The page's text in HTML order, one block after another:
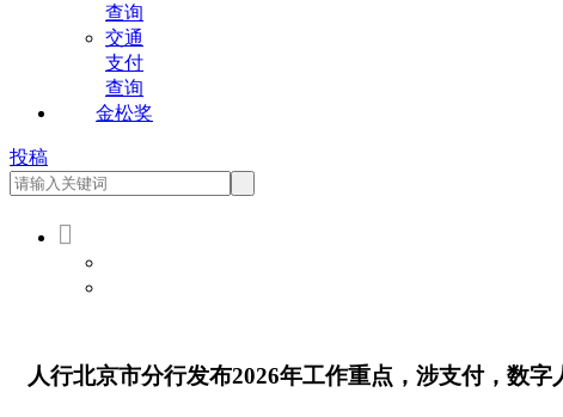
查询
交通
支付
查询
金松奖
投稿

人行北京市分行发布2026年工作重点，涉支付，数字